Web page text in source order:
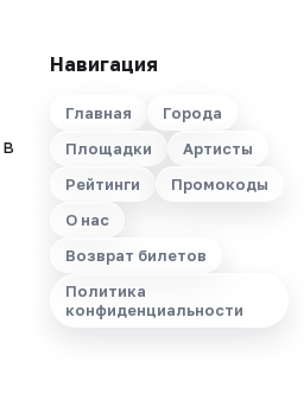
Навигация
Главная
Города
Площадки
Артисты
Рейтинги
Промокоды
О нас
Возврат билетов
Политика
конфиденциальности